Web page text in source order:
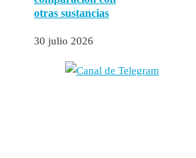
otras sustancias
30 julio 2026